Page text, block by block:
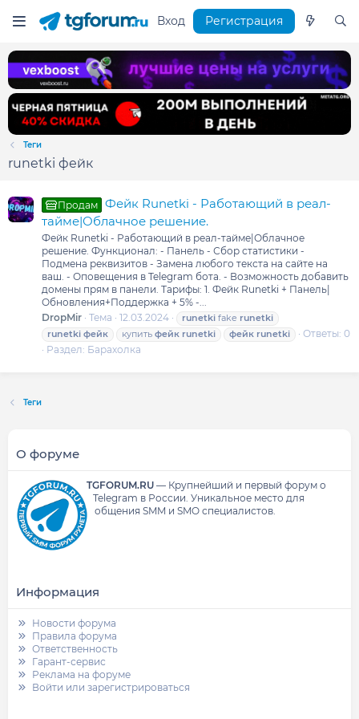
Вход Регистрация
Теги
runetki фейк
Продам
Фейк Runetki - Работающий в реал-
тайме|Облачное решение.
Фейк Runetki - Работающий в реал-тайме|Облачное
решение. Функционал: - Панель - Сбор статистики -
Подмена реквизитов - Замена любого текста на сайте на
ваш. - Оповещения в Telegram бота. - Возможность добавить
домены прям в панели. Тарифы: 1. Фейк Runetki + Панель|
Обновления+Поддержка + 5% -...
DropMir Тема 12.03.2024 runetki fake runetki
runetki фейк купить фейк runetki фейк runetki
Ответы: 0
Раздел: Барахолка
Теги
О форуме
TGFORUM.RU— Крупнейший и первый форум о
Telegram в России. Уникальное место для
общения SMM и SMO специалистов.
Информация
Новости форума
Правила форума
Ответственность
Гарант-сервис
Реклама на форуме
Войти или зарегистрироваться